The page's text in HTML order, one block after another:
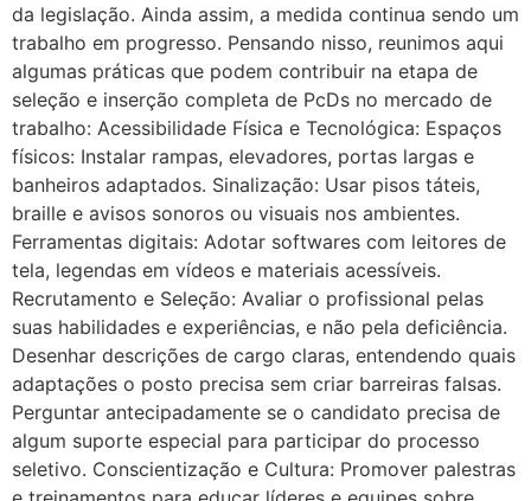
da legislação. Ainda assim, a medida continua sendo um
trabalho em progresso. Pensando nisso, reunimos aqui
algumas práticas que podem contribuir na etapa de
seleção e inserção completa de PcDs no mercado de
trabalho: Acessibilidade Física e Tecnológica: Espaços
físicos: Instalar rampas, elevadores, portas largas e
banheiros adaptados. Sinalização: Usar pisos táteis,
braille e avisos sonoros ou visuais nos ambientes.
Ferramentas digitais: Adotar softwares com leitores de
tela, legendas em vídeos e materiais acessíveis.
Recrutamento e Seleção: Avaliar o profissional pelas
suas habilidades e experiências, e não pela deficiência.
Desenhar descrições de cargo claras, entendendo quais
adaptações o posto precisa sem criar barreiras falsas.
Perguntar antecipadamente se o candidato precisa de
algum suporte especial para participar do processo
seletivo. Conscientização e Cultura: Promover palestras